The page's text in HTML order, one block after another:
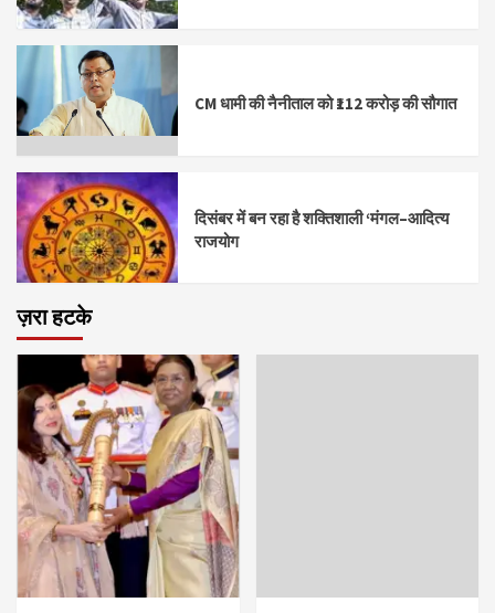
CM धामी की नैनीताल को ₹112 करोड़ की सौगात
दिसंबर में बन रहा है शक्तिशाली ‘मंगल–आदित्य
राजयोग
ज़रा हटके